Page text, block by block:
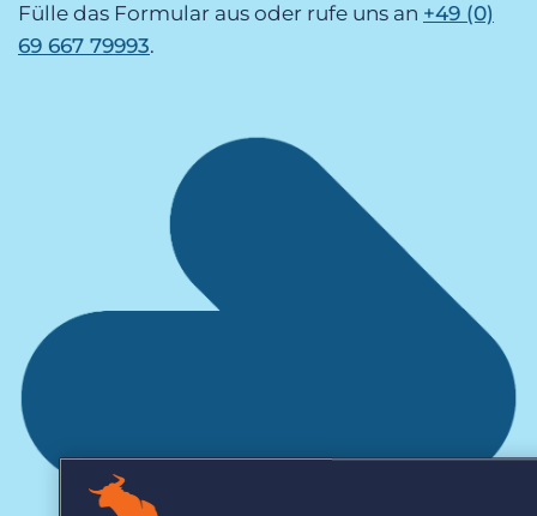
Fülle das Formular aus oder rufe uns an +49 (0)
69 667 79993.